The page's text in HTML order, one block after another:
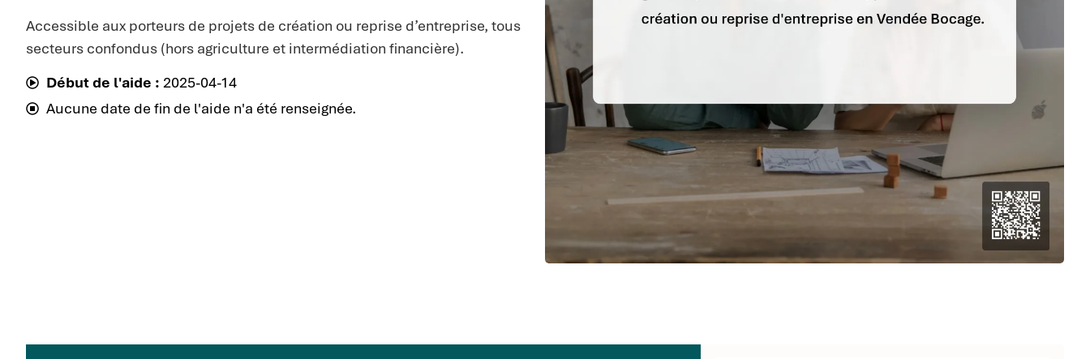
Accessible aux porteurs de projets de création ou reprise d’entreprise, tous
secteurs confondus (hors agriculture et intermédiation financière).
Début de l'aide : 2025-04-14
Aucune date de fin de l'aide n'a été renseignée.